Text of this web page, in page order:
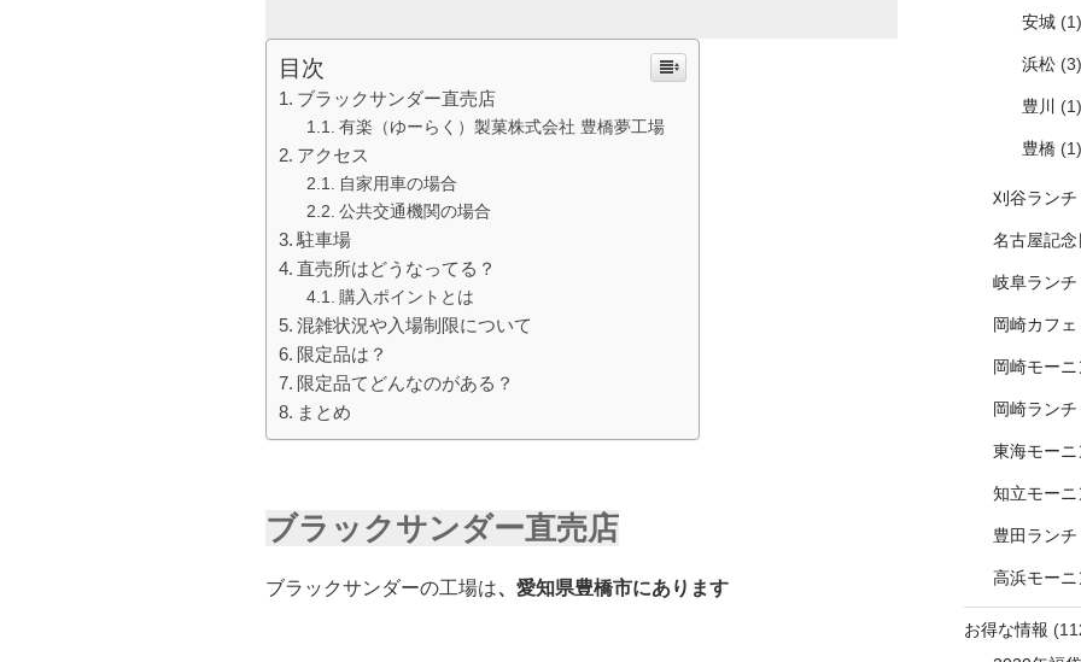
目次
ブラックサンダー直売店
有楽（ゆーらく）製菓株式会社 豊橋夢工場
アクセス
自家用車の場合
公共交通機関の場合
駐車場
直売所はどうなってる？
購入ポイントとは
混雑状況や入場制限について
限定品は？
限定品てどんなのがある？
まとめ
ブラックサンダー直売店
ブラックサンダーの工場は、愛知県豊橋市にあります
安城(1)
浜松(3)
豊川 (1)
豊橋(1)
刈谷ランチ
名古屋記
岐阜ランチ
岡崎カフェ
岡崎モー
岡崎ランチ
東海モーニ
知立モーニ
豊田ランチ
高浜モーニ
お得な情報